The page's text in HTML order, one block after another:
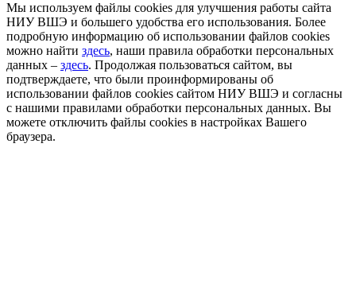
Мы используем файлы cookies для улучшения работы сайта
НИУ ВШЭ и большего удобства его использования. Более
подробную информацию об использовании файлов cookies
можно найти здесь, наши правила обработки персональных
данных – здесь. Продолжая пользоваться сайтом, вы
подтверждаете, что были проинформированы об
использовании файлов cookies сайтом НИУ ВШЭ и согласны
с нашими правилами обработки персональных данных. Вы
можете отключить файлы cookies в настройках Вашего
браузера.